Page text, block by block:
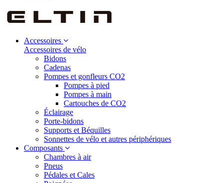
Accessoires
Accessoires de vélo
Bidons
Cadenas
Pompes et gonfleurs CO2
Pompes à pied
Pompes à main
Cartouches de CO2
Éclairage
Porte-bidons
Supports et Béquilles
Sonnettes de vélo et autres périphériques
Composants
Chambres à air
Pneus
Pédales et Cales